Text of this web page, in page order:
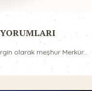
olarak meşhur Merkür...